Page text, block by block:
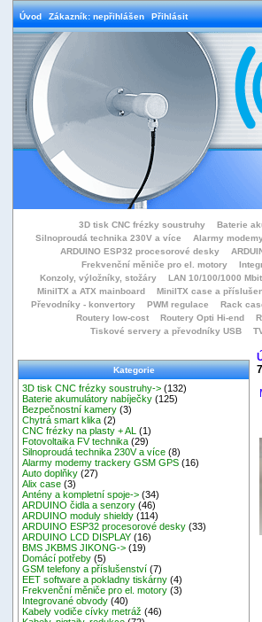
Úvod Zákazník: nepřihlášen Přihlásit
3D tisk CNC frézky soustruhy Baterie
Silnoproudá technika 230V a více
Alarmy
ARDUINO ESP32 procesorové desky
Frekvenční měniče pro el. motory
Konzoly, výložníky, stožáry
LAN 10/100/1000 Mbit
MiniITX a ATX mainboard
MiniITX case a
Převodníky - konvertory
PWM regulace Rack
Routery low-cost
Routery Opti Hi-end
Tiskové servery a převodníky USB
Kategorie
3D tisk CNC frézky soustruhy-> (132)
Baterie akumulátory nabíječky (125)
Bezpečnostní kamery (3)
Chytrá smart klika (2)
CNC frézky na plasty + AL
(1)
Fotovoltaika FV technika (29)
Silnoproudá technika 230V a více (8)
Alarmy modemy trackery GSM GPS (16)
Auto doplňky (27)
Alix case (3)
Antény a kompletní spoje-> (34)
ARDUINO čidla a senzory (46)
ARDUINO moduly shieldy (114)
ARDUINO ESP32 procesorové desky (33)
ARDUINO LCD DISPLAY (16)
BMS JKBMS JIKONG-> (19)
Domácí potřeby (5)
GSM telefony a příslušenství (7)
EET software a pokladny tiskárny (4)
Frekvenční měniče pro el. motory (3)
Integrované obvody (40)
Kabely vodiče cívky metráž (46)